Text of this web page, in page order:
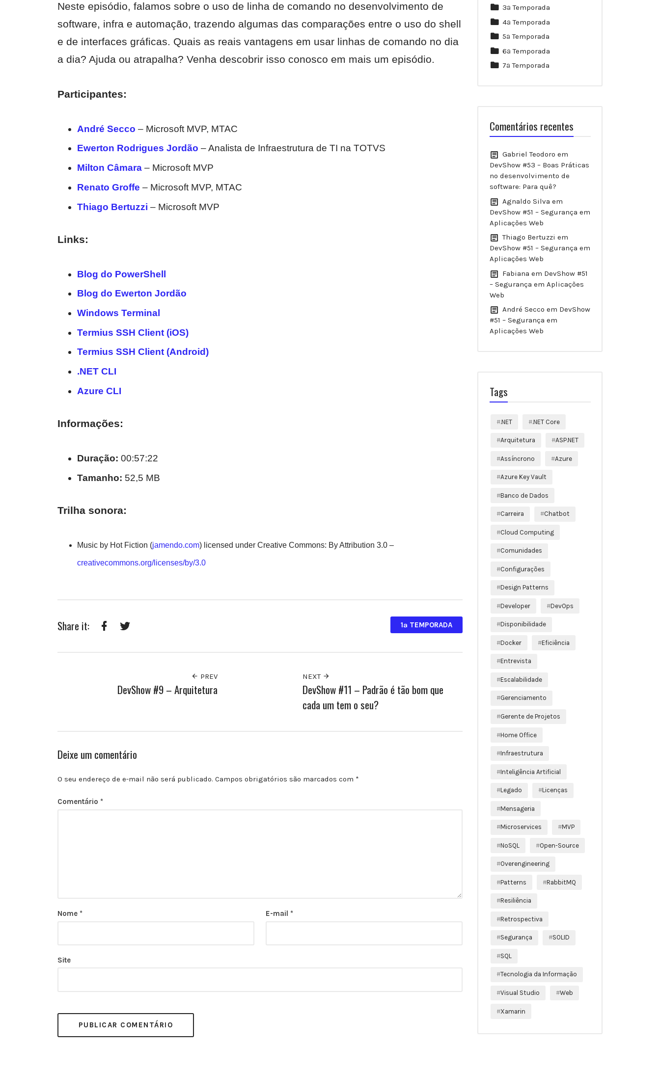
Neste episódio, falamos sobre o uso de linha de comando no desenvolvimento de
software, infra e automação, trazendo algumas das comparações entre o uso do shell
e de interfaces gráficas. Quais as reais vantagens em usar linhas de comando no dia
a dia? Ajuda ou atrapalha? Venha descobrir isso conosco em mais um episódio.
Participantes:
André Secco – Microsoft MVP, MTAC
Ewerton Rodrigues Jordão – Analista de Infraestrutura de TI na TOTVS
Milton Câmara – Microsoft MVP
Renato Groffe – Microsoft MVP, MTAC
Thiago Bertuzzi – Microsoft MVP
Links:
Blog do PowerShell
Blog do Ewerton Jordão
Windows Terminal
Termius SSH Client (iOS)
Termius SSH Client (Android)
.NET CLI
Azure CLI
Informações:
Duração: 00:57:22
Tamanho: 52,5 MB
Trilha sonora:
Music by Hot Fiction (jamendo.com) licensed under Creative Commons: By Attribution 3.0 –
creativecommons.org/licenses/by/3.0
Share it: 1ª TEMPORADA
PREV
DevShow #9 – Arquitetura
NEXT
DevShow #11 – Padrão é tão bom que
cada um tem o seu?
Deixe um comentário
O seu endereço de e-mail não será publicado. Campos obrigatórios são marcados com *
Comentário *
Nome * E-mail *
Site
3ª Temporada
4ª Temporada
5ª Temporada
6ª Temporada
7ª Temporada
Comentários recentes
Gabriel Teodoro em
DevShow #53 – Boas Práticas
no desenvolvimento de
software: Para quê?
Agnaldo Silva em
DevShow #51 – Segurança em
Aplicações Web
Thiago Bertuzzi em
DevShow #51 – Segurança em
Aplicações Web
Fabiana em DevShow #51
– Segurança em Aplicações
Web
André Secco em DevShow
#51 – Segurança em
Aplicações Web
Tags
.NET .NET Core
Arquitetura ASP.NET
Assíncrono Azure
Azure Key Vault
Banco de Dados
Carreira Chatbot
Cloud Computing
Comunidades
Configurações
Design Patterns
Developer DevOps
Disponibilidade
Docker Eficiência
Entrevista
Escalabilidade
Gerenciamento
Gerente de Projetos
Home Office
Infraestrutura
Inteligência Artificial
Legado Licenças
Mensageria
Microservices MVP
NoSQL Open-Source
Overengineering
Patterns RabbitMQ
Resiliência
Retrospectiva
Segurança SOLID
SQL
Tecnologia da Informação
Visual Studio Web
Xamarin